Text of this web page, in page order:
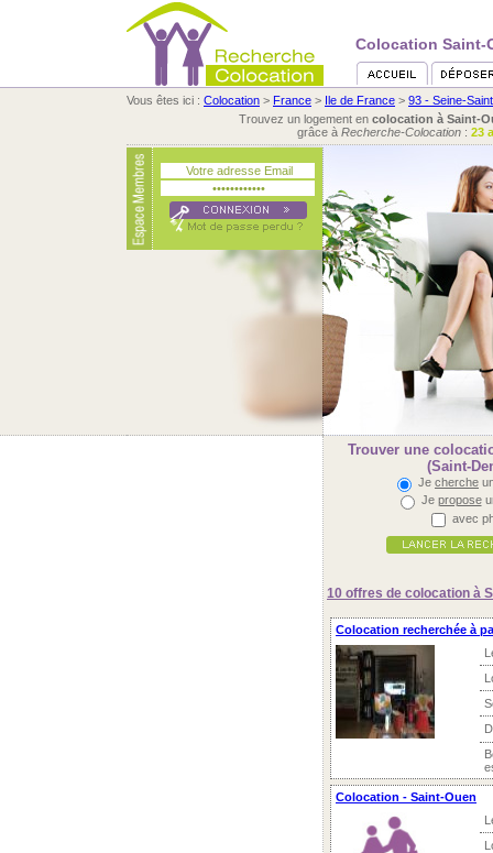
Colocation Saint-
Vous êtes ici : Colocation > France > Ile de France > 93 - Seine-
Trouvez un logement en colocation à Saint-
grâce à Recherche-Colocation: 23
Trouver une
(Saint-
Je cherche
Je propose
avec
10 offres de colocation à
Colocation recherchée à
Colocation - Saint-Ouen